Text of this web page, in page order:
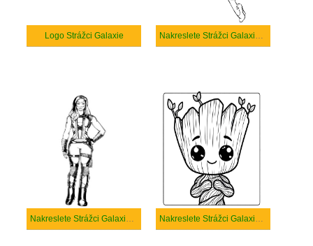
Logo Strážci Galaxie Nakreslete Strážci Galaxie k vytisknutí zdarma
Nakreslete Strážci Galaxie k vytisknutí Nakreslete Strážci Galaxie pro děti